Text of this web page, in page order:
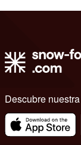
Descubre